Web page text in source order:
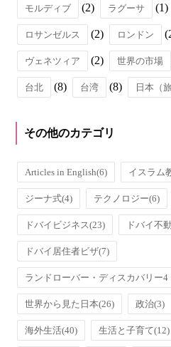
モルディブ (2) ラグーサ (1)
ロサンゼルス (2) ロンドン
ヴェネツィア (2) 世界の市場
台北 (8) 台湾 (8) 日本（
その他のカテゴリ
Articles in English(6) イスラム
ジーナ式(4) テクノロジー(6)
ドバイビジネス(23) ドバイ不
ドバイ居住者ビザ(7)
ランドローバー・ディスカバリー4
世界から見た日本(26) 政治(3)
海外生活(40) 生活と子育て(12)